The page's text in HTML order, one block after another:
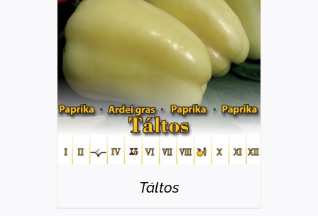
RÉSZLETEK
Táltos